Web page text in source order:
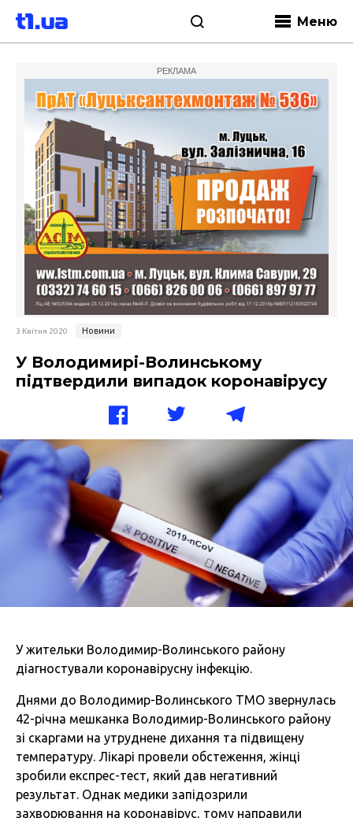
Меню
РЕКЛАМА
3 Квітня 2020 Новини
У Володимирі-Волинському
підтвердили випадок коронавірусу
У жительки Володимир-Волинського району
діагностували коронавірусну інфекцію.
Днями до Володимир-Волинського ТМО звернулась
42-річна мешканка Володимир-Волинського району
зі скаргами на утруднене дихання та підвищену
температуру. Лікарі провели обстеження, жінці
зробили експрес-тест, який дав негативний
результат. Однак медики запідозрили
захворювання на коронавірус, тому направили